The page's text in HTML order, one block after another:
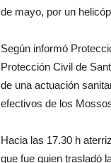
de mayo, por un
Según informó
Protección Civil de
de una actuación
efectivos de los
Hacia las 17.30 h
que fue quien trasladó